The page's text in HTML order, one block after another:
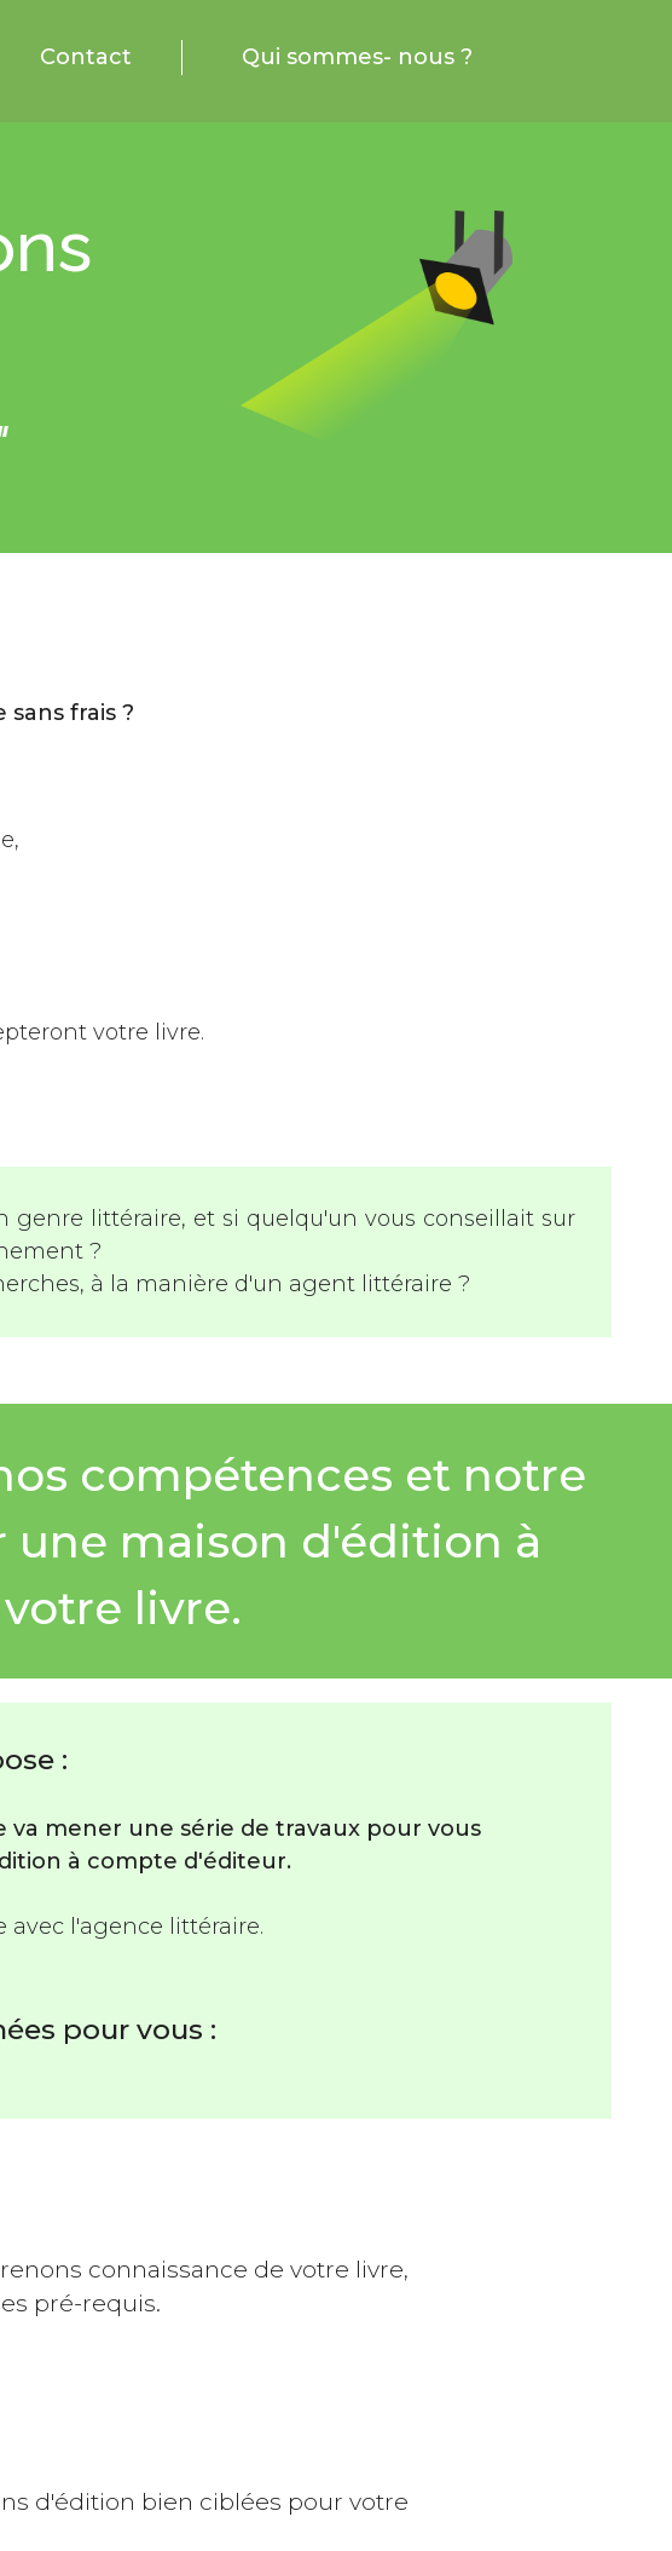
Contact Qui sommes- nous ?
frais ?
votre livre.
genre littéraire, et si quelqu'un vous conseillait sur
?
à la manière d'un agent littéraire ?
compétences et notre
une maison d'édition à
livre.
:
mener une série de travaux pour vous
à compte d'éditeur.
avec l'agence littéraire.
pour vous :
connaissance de votre livre,
pré-requis.
d'édition bien ciblées pour votre